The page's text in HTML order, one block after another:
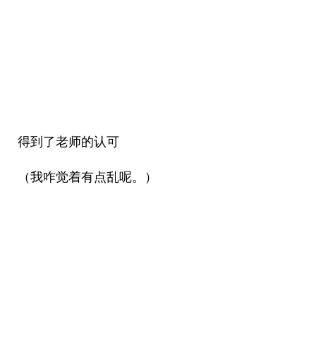
得到了老师的认可
（我咋觉着有点乱呢。）